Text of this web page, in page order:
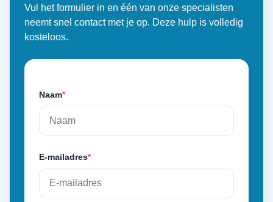
Vul het formulier in en één van onze specialisten
neemt snel contact met je op. Deze hulp is volledig
kosteloos.
Naam*
E-mailadres*